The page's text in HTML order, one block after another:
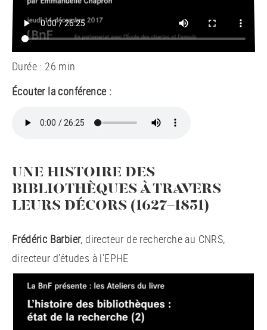
Durée : 26 min
Écouter la conférence :
UNE HISTOIRE DES
BIBLIOTHÈQUES À TRAVERS
LEURS DÉCORS (1627-1851)
Frédéric Barbier, directeur de recherche au CNRS,
directeur d’études à l’EPHE